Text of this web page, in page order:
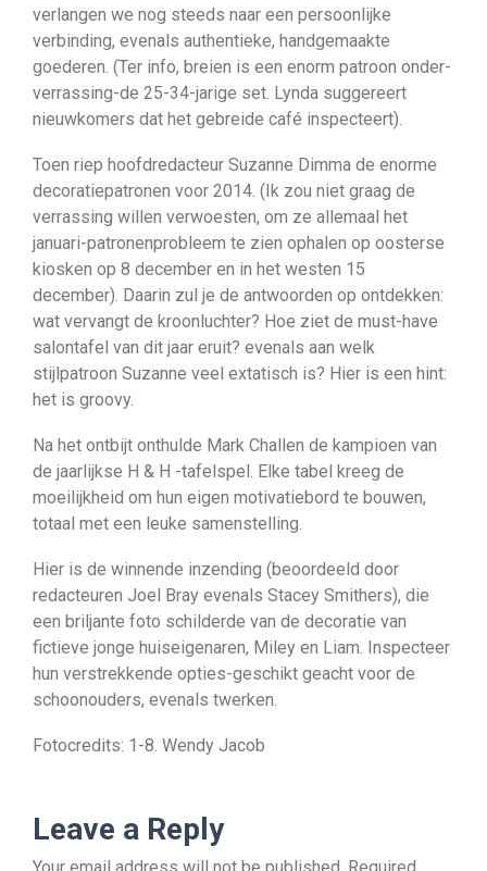
verlangen we nog steeds naar een persoonlijke
verbinding, evenals authentieke, handgemaakte
goederen. (Ter info, breien is een enorm patroon onder-
verrassing-de 25-34-jarige set. Lynda suggereert
nieuwkomers dat het gebreide café inspecteert).
Toen riep hoofdredacteur Suzanne Dimma de enorme
decoratiepatronen voor 2014. (Ik zou niet graag de
verrassing willen verwoesten, om ze allemaal het
januari-patronenprobleem te zien ophalen op oosterse
kiosken op 8 december en in het westen 15
december). Daarin zul je de antwoorden op ontdekken:
wat vervangt de kroonluchter? Hoe ziet de must-have
salontafel van dit jaar eruit? evenals aan welk
stijlpatroon Suzanne veel extatisch is? Hier is een hint:
het is groovy.
Na het ontbijt onthulde Mark Challen de kampioen van
de jaarlijkse H & H -tafelspel. Elke tabel kreeg de
moeilijkheid om hun eigen motivatiebord te bouwen,
totaal met een leuke samenstelling.
Hier is de winnende inzending (beoordeeld door
redacteuren Joel Bray evenals Stacey Smithers), die
een briljante foto schilderde van de decoratie van
fictieve jonge huiseigenaren, Miley en Liam. Inspecteer
hun verstrekkende opties-geschikt geacht voor de
schoonouders, evenals twerken.
Fotocredits: 1-8. Wendy Jacob
Leave a Reply